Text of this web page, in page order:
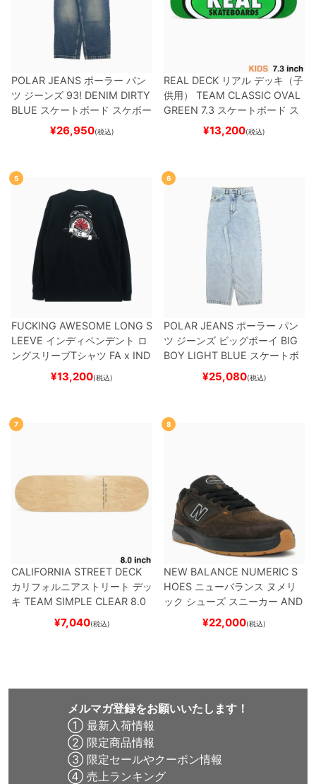
POLAR JEANS ポーラー パン
ツ ジーンズ 93! DENIM DIRTY
BLUE スケートボード スケボー
¥26,950(税込)
REAL DECK リアル デッキ（子
供用）
TEAM CLASSIC OVAL
GREEN 7.3 スケートボード ス
¥13,200(税込)
5
FUCKING AWESOME LONG S
LEEVE インディペンデント ロ
ングスリーブTシャツ FA x IND
EPENDENTHOSTAGE
スケートボード スケボー
¥13,200(税込)
6
POLAR JEANS ポーラー パン
ツ ジーンズ ビッグボーイ BIG
BOY LIGHT BLUE スケートボ
ード スケボー
¥25,080(税込)
7
CALIFORNIA STREET DECK
カリフォルニアストリート デッ
キ TEAM SIMPLE CLEAR 8.0
ブランク（DSM）
ード スケボー
¥7,040(税込)
8
NEW BALANCE NUMERIC S
HOES ニューバランス ヌメリ
ック シューズ スニーカー AND
REW REYNOLDS 933
BROWN/BLACKスケート
¥22,000(税込)
メルマガ登録をお願いいたします！
① 最新入荷情報
② 限定商品情報
③ 限定セールやクーポン情報
④ 売上ランキング